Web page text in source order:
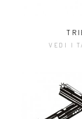
VEDI I